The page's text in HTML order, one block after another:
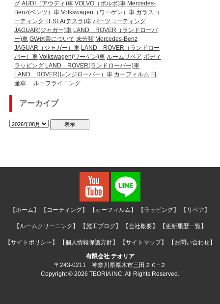
グ AUDI（アウディ)車 VOLVO（ボルボ)車 Mercedes-
Benz(ベンツ）車 Volkswagen（ワーゲン）車 ガラスコ
ーティング TESLA(テスラ)車 パーツコーティング
JAGUAR(ジャガー)車 LAND ROVER（ランドローバ
ー)車 GW休業について 未分類 Mercedes-Benz
JAGUAR（ジャガー）車 LAND ROVER（ランドロー
バー）車 Volkswagen(ワーゲン)車 ルームリペア ボディ
ラッピング LAND ROVER(ランドローバー)車
LAND ROVER(レンジローバー）車 カーフィルム 日
産車
ルーフライニング
アーカイブ
【ホーム】 【コーティング】 【カーフィルム】 【ラッピング】 【リペア】
【ルームクリーニング】 【施工ブログ】 【会社概要】 【更新履歴一覧】
【サイトポリシー】 【個人情報保護方針】 【サイトマップ】
【お問い合わせ】
有限会社 テオリア
〒243-0211 神奈川県厚木市三田２０−２
Copyright © 2026 TEORIA INC. All Rights Reserved.